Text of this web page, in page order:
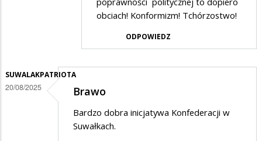
(*)
obciach! Konformizm! Tchórzostwo!
ODPOWIEDZ
SUWALAKPATRIOTA
20/08/2025 Brawo
Bardzo dobra inicjatywa Konfederacji w
Suwałkach.